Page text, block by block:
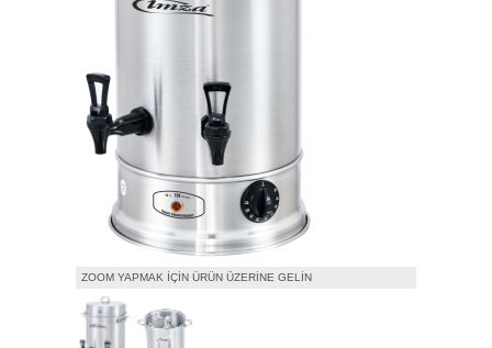
ZOOM YAPMAK İÇIN ÜRÜN ÜZERINE GELIN